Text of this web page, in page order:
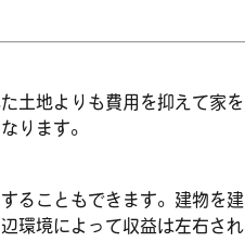
土地よりも費用を抑えて家を
ります。
ることもできます。建物を建
環境によって収益は左右され